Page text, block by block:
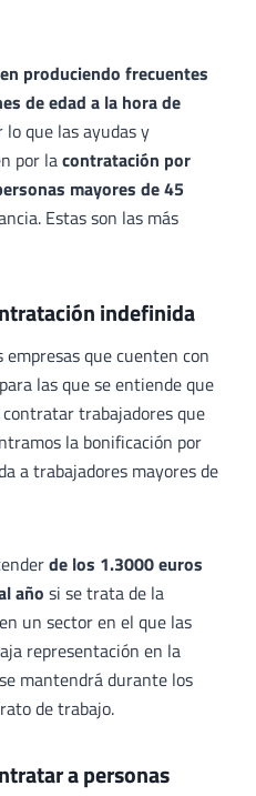
produciendo frecuentes
de edad a la hora de
lo que las ayudas y
por lacontratación por
mayores de 45
Estas son las más
indefinida
que cuenten con
las que se entiende que
trabajadores que
la bonificación por
a trabajadores mayores de
de los 1.3000 euros
año si se trata de la
un sector en el que las
representación en la
mantendrá durante los
de trabajo.
a personas